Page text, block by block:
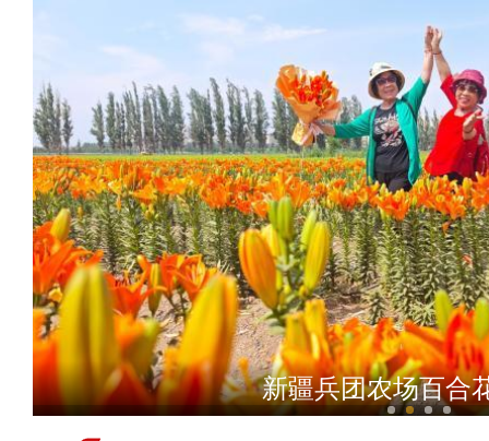
陈瑞峰：外出就业的新疆群众全部基
存在所谓的“强制迁徙
新疆兵团农场百合